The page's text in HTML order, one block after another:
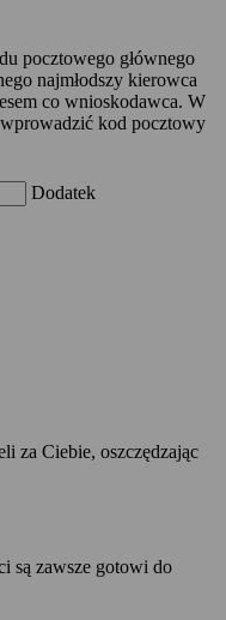
pocztowego głównego
najmłodszy kierowca
co wnioskodawca. W
kod pocztowy
Dodatek
za Ciebie, oszczędzając
są zawsze gotowi do